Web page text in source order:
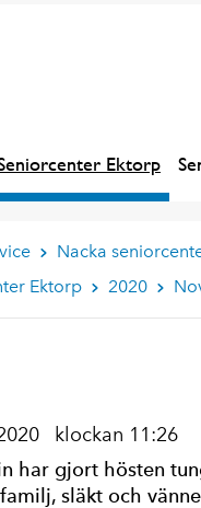
Ektorp
Nacka
Ektorp
2020
klockan 11:26
har gjort hösten
släkt och